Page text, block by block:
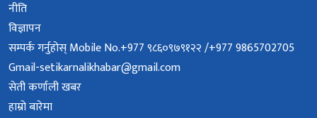
नीति
विज्ञापन
सम्पर्क गर्नुहोस् Mobile No.+977 ९८६०९७९१२२ /+977 9865702705
Gmail-setikarnalikhabar@gmail.com
सेती कर्णाली खबर
हाम्रो बारेमा